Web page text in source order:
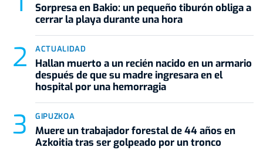
Sorpresa en Bakio: un pequeño tiburón obliga a
cerrar la playa durante una hora
ACTUALIDAD
Hallan muerto a un recién nacido en un armario
después de que su madre ingresara en el
hospital por una hemorragia
GIPUZKOA
Muere un trabajador forestal de 44 años en
Azkoitia tras ser golpeado por un tronco